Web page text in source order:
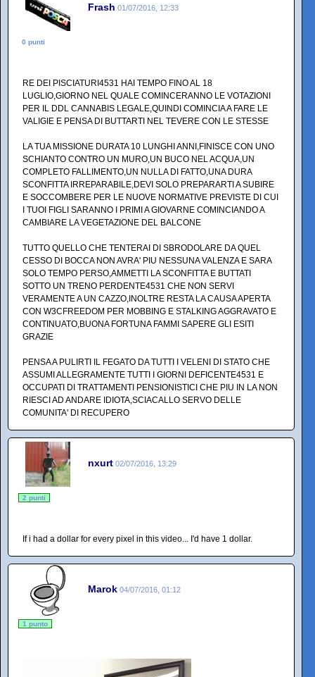
Frash 01/07/2016, 12:33
0 punti
RE DEI PISCIATURI4531 HAI TEMPO FINO AL 18
LUGLIO,GIORNO NEL QUALE COMINCERANNO LE VOTAZIONI
PER IL DDL CANNABIS LEGALE,QUINDI COMINCIA A FARE LE
VALIGIE E PENSA DI BUTTARTI NEL TEVERE CON LE STESSE
LA TUA MISSIONE DURATA 10 LUNGHI ANNI,FINISCE CON UNO
SCHIANTO CONTRO UN MURO,UN BUCO NEL ACQUA,UN
COMPLETO FALLIMENTO,UN NULLA DI FATTO,UNA DURA
SCONFITTA IRREPARABILE,DEVI SOLO PREPARARTI A SUBIRE
E SOCCOMBERE PER LE NUOVE NORMATIVE PREVISTE DI CUI
I TUOI FIGLI SARANNO I PRIMI A GIOVARNE COMINCIANDO A
CAMBIARE LA VEGETAZIONE DEL BALCONE
TUTTO QUELLO CHE TENTERAI DI SBRODOLARE DA QUEL
CESSO DI BOCCA NON AVRA' PIU NESSUNA VALENZA E SARA
SOLO TEMPO PERSO,AMMETTI LA SCONFITTA E BUTTATI
SOTTO UN TRENO PERDENTE4531 CHE NON SERVI
VERAMENTE A UN CAZZO,INOLTRE RESTA LA CAUSA APERTA
CON W3CFREEDOM PER MOBBING E STALKING AGGRAVATO E
CONTINUATO,BUONA FORTUNA FAMMI SAPERE GLI ESITI
GRAZIE
PENSA A PULIRTI IL FEGATO DA TUTTI I VELENI DI STATO CHE
ASSUMI ALLEGRAMENTE TUTTI I GIORNI DEFICENTE4531 E
OCCUPATI DI TRATTAMENTI PENSIONISTICI CHE PIU IN LA NON
RIESCI AD ANDARE IDIOTA,SCIACALLO SERVO DELLE
COMUNITA' DI RECUPERO
nxurt 02/07/2016, 13:29
2 punti
If i had a dollar for every pixel in this video... I'd have 1 dollar.
Marok 04/07/2016, 01:12
1 punto